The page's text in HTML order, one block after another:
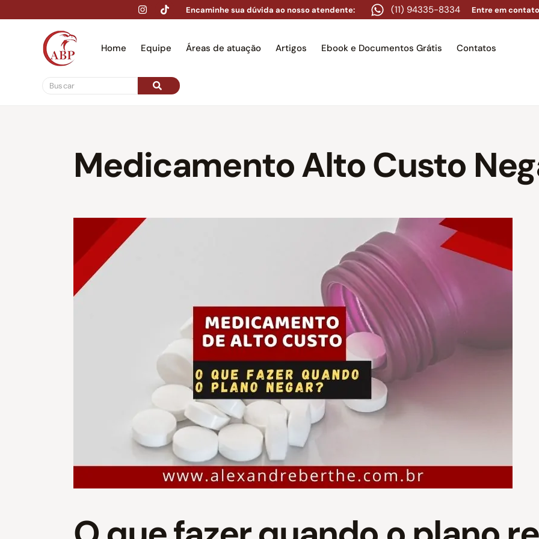
Encaminhe sua dúvida ao nosso atendente: (11) 94335-8334 Entre em
Home Equipe Áreas de atuação Artigos Ebook e Documentos Grátis Contatos
Medicamento Alto Custo